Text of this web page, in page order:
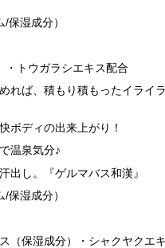
保湿成分）
・トウガラシエキス配合
れば、積もり積もったイライ
ボディの出来上がり！
温泉気分♪
出し。『ゲルマバス和漢』
保湿成分）
（保湿成分）・シャクヤクエ